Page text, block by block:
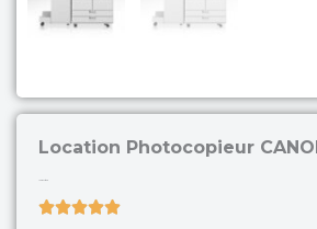
Location Photocopieur
Rated